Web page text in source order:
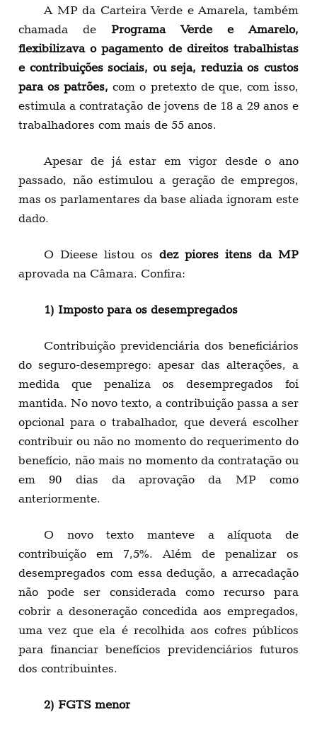
A MP da Carteira Verde e Amarela, também
chamada de Programa Verde e Amarelo,
flexibilizava o pagamento de direitos trabalhistas
e contribuições sociais, ou seja, reduzia os custos
para os patrões, com o pretexto de que, com isso,
estimula a contratação de jovens de 18 a 29 anos e
trabalhadores com mais de 55 anos.
Apesar de já estar em vigor desde o ano
passado, não estimulou a geração de empregos,
mas os parlamentares da base aliada ignoram este
dado.
O Dieese listou os dez piores itens da MP
aprovada na Câmara. Confira:
1) Imposto para os desempregados
Contribuição previdenciária dos beneficiários
do seguro-desemprego: apesar das alterações, a
medida que penaliza os desempregados foi
mantida. No novo texto, a contribuição passa a ser
opcional para o trabalhador, que deverá escolher
contribuir ou não no momento do requerimento do
benefício, não mais no momento da contratação ou
em 90 dias da aprovação da MP como
anteriormente.
O novo texto manteve a alíquota de
contribuição em 7,5%. Além de penalizar os
desempregados com essa dedução, a arrecadação
não pode ser considerada como recurso para
cobrir a desoneração concedida aos empregados,
uma vez que ela é recolhida aos cofres públicos
para financiar benefícios previdenciários futuros
dos contribuintes.
2) FGTS menor